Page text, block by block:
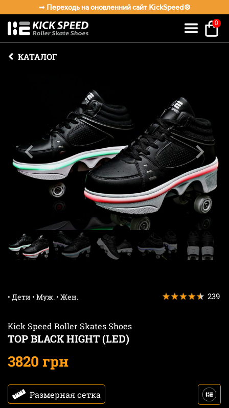
➡ Переходь на оновленний cайт KickSpeed®
0
КАТАЛОГ
• Дети • Муж. • Жен. 239
Kick Speed Roller Skates Shoes
TOP BLACK HIGHT (LED)
3820 грн
Размерная сетка